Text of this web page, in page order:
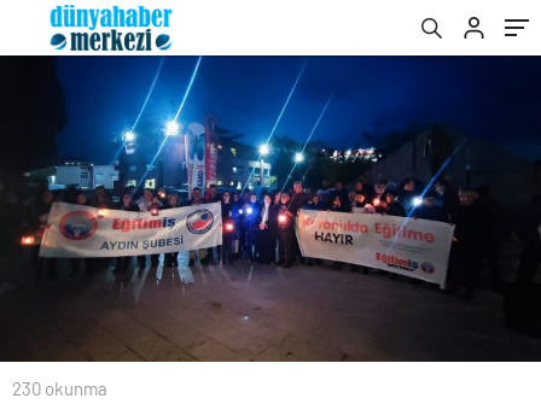
230 okunma